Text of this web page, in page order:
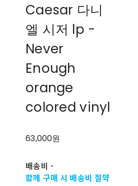
Caesar 다니
엘 시저 lp -
Never
Enough
orange
colored vinyl
63,000원
배송비 -
함께 구매 시 배송비 절약